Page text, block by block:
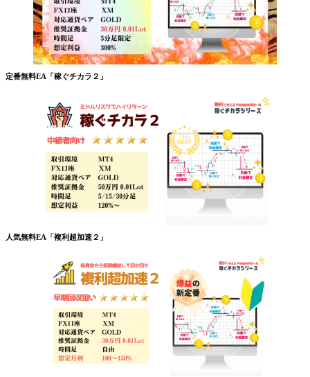
定番無料EA「稼ぐチカラ２」
人気無料EA「複利超加速２」